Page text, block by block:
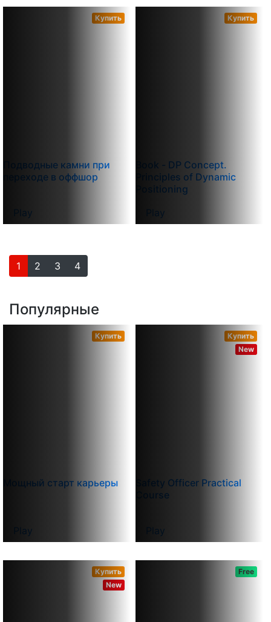
Купить
Подводные камни при
переходе в оффшор
Play
Купить
Book - DP Concept.
Principles of Dynamic
Positioning
Play
1 2 3 4
Популярные
Купить
Мощный старт карьеры
Play
Купить
New
Safety Officer Practical
Course
Play
Купить
New
Free